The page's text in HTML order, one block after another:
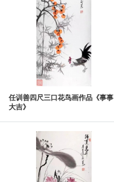
任训善四尺三口花鸟画作品《事事
大吉》